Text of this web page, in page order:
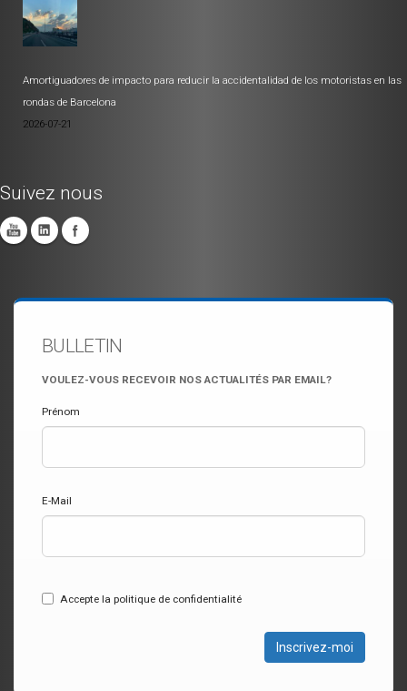
Amortiguadores de impacto para reducir la accidentalidad de los motoristas en las
rondas de Barcelona
2026-07-21
Suivez nous
BULLETIN
VOULEZ-VOUS RECEVOIR NOS ACTUALITÉS PAR EMAIL?
Prénom
E-Mail
Accepte la politique de confidentialité
Inscrivez-moi